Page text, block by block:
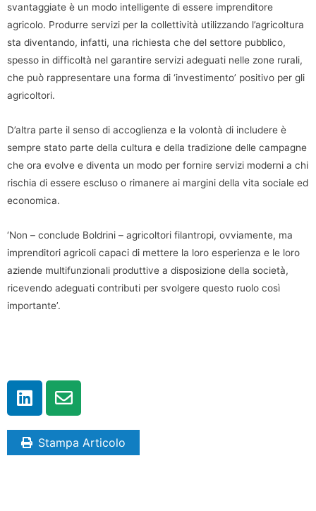
svantaggiate è un modo intelligente di essere imprenditore
agricolo. Produrre servizi per la collettività utilizzando l’agricoltura
sta diventando, infatti, una richiesta che del settore pubblico,
spesso in difficoltà nel garantire servizi adeguati nelle zone rurali,
che può rappresentare una forma di ‘investimento’ positivo per gli
agricoltori.
D’altra parte il senso di accoglienza e la volontà di includere è
sempre stato parte della cultura e della tradizione delle campagne
che ora evolve e diventa un modo per fornire servizi moderni a chi
rischia di essere escluso o rimanere ai margini della vita sociale ed
economica.
‘Non – conclude Boldrini – agricoltori filantropi, ovviamente, ma
imprenditori agricoli capaci di mettere la loro esperienza e le loro
aziende multifunzionali produttive a disposizione della società,
ricevendo adeguati contributi per svolgere questo ruolo così
importante’.
Stampa Articolo